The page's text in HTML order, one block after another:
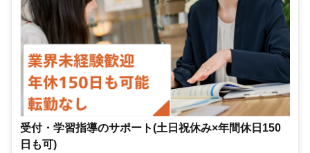
受付・学習指導のサポート(土日祝休み×年間休日150
日も可)